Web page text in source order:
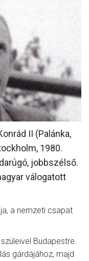
II (Palánka,
1980.
jobbszélső.
válogatott
a nemzeti csapat
Budapestre.
gárdájához, majd